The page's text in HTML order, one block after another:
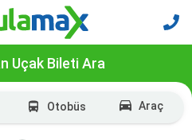
Uçak Bileti Ara
Otobüs Araç